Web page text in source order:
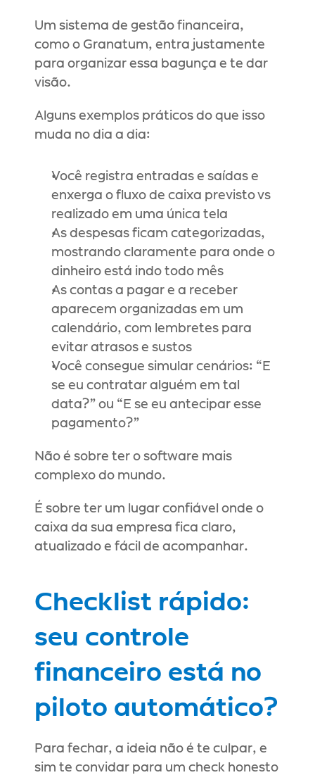
Um sistema de gestão financeira,
como o Granatum, entra justamente
para organizar essa bagunça e te dar
visão.
Alguns exemplos práticos do que isso
muda no dia a dia:
Você registra entradas e saídas e
enxerga o fluxo de caixa previsto vs
realizado em uma única tela
As despesas ficam categorizadas,
mostrando claramente para onde o
dinheiro está indo todo mês
As contas a pagar e a receber
aparecem organizadas em um
calendário, com lembretes para
evitar atrasos e sustos
Você consegue simular cenários: “E
se eu contratar alguém em tal
data?” ou “E se eu antecipar esse
pagamento?”
Não é sobre ter o software mais
complexo do mundo.
É sobre ter um lugar confiável onde o
caixa da sua empresa fica claro,
atualizado e fácil de acompanhar.
Checklist rápido:
seu controle
financeiro está no
piloto automático?
Para fechar, a ideia não é te culpar, e
sim te convidar para um check honesto